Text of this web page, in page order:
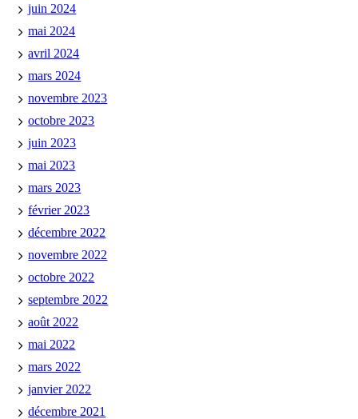
juin 2024
mai 2024
avril 2024
mars 2024
novembre 2023
octobre 2023
juin 2023
mai 2023
mars 2023
février 2023
décembre 2022
novembre 2022
octobre 2022
septembre 2022
août 2022
mai 2022
mars 2022
janvier 2022
décembre 2021